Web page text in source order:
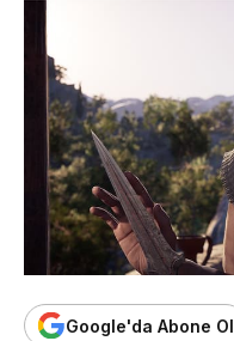
Google'da Abone Ol